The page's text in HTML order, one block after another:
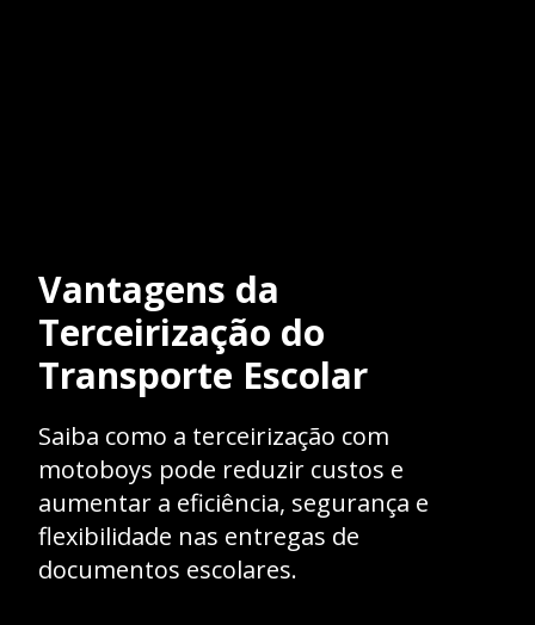
Vantagens da
Terceirização do
Transporte Escolar
Saiba como a terceirização com
motoboys pode reduzir custos e
aumentar a eficiência, segurança e
flexibilidade nas entregas de
documentos escolares.